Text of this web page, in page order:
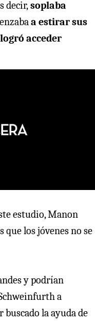
decir,soplaba
a estirar sus
acceder
estudio, Manon
los jóvenes no se
y podrían
a
buscado la ayuda de